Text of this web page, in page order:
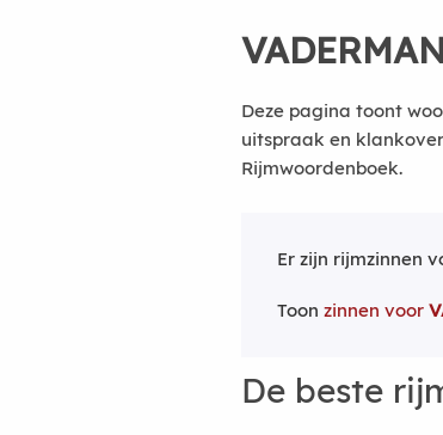
VADERMAN
Deze pagina toont
uitspraak en
Rijmwoordenboek.
Er zijn rijmzinnen
Toon zinnen voor
De beste